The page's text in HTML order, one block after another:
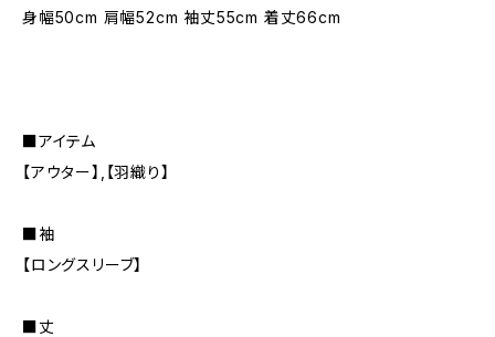
身幅50cm 肩幅52cm 袖丈55cm 着丈66cm
■アイテム
【アウター】,【羽織り】
■袖
【ロングスリーブ】
■丈